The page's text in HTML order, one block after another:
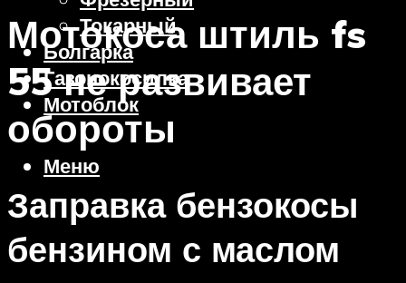
Токарный
Болгарка
Газонокосилка
Мотоблок
Меню
Мотокоса штиль fs
55 не развивает
обороты
Заправка бензокосы
бензином с маслом